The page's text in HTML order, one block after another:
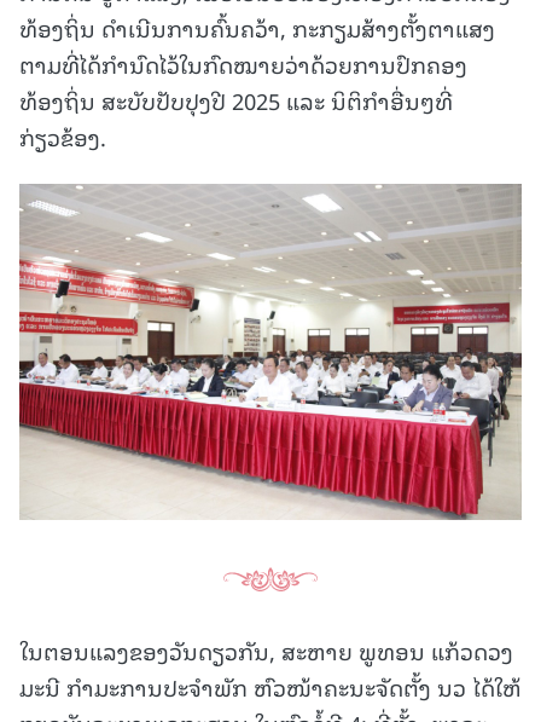
ທ້ອງຖິ່ນ ດໍາເນີນການຄົ້ນຄວ້າ, ກະກຽມສ້າງຕັ້ງຕາແສງ
ຕາມທີ່ໄດ້ກໍານົດໄວ້ໃນກົດໝາຍວ່າດ້ວຍການປົກຄອງ
ທ້ອງຖິ່ນ ສະບັບປັບປຸງປີ 2025 ແລະ ນິຕິກຳອື່ນໆທີ່
ກ່ຽວຂ້ອງ.
ໃນຕອນແລງຂອງວັນດຽວກັນ, ສະຫາຍ ພູທອນ ແກ້ວດວງ
ມະນີ ກໍາມະການປະຈໍາພັກ ຫົວໜ້າຄະນະຈັດຕັ້ງ ນວ ໄດ້ໃຫ້